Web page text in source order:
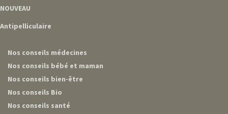
NOUVEAU
Antipelliculaire
Nos conseils médecines
Nos conseils bébé et maman
Nos conseils bien-être
Nos conseils Bio
Nos conseils santé